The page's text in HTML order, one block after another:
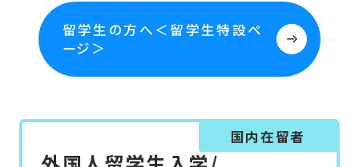
留学生の方へ＜留学生特設ペ
ージ＞
国内在留者